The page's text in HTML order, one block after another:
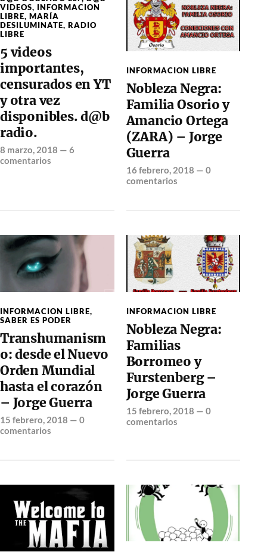
VIDEOS, INFORMACION
LIBRE, MARÍA
DESILUMINATE, RADIO
LIBRE
5 videos
importantes,
censurados en YT
y otra vez
disponibles. d@b
radio.
8 marzo, 2018 — 6
comentarios
INFORMACION LIBRE
Nobleza Negra:
Familia Osorio y
Amancio Ortega
(ZARA) – Jorge
Guerra
16 febrero, 2018 — 0
comentarios
INFORMACION LIBRE,
SABER ES PODER
Transhumanism
o: desde el Nuevo
Orden Mundial
hasta el corazón
– Jorge Guerra
15 febrero, 2018 — 0
comentarios
INFORMACION LIBRE
Nobleza Negra:
Familias
Borromeo y
Furstenberg –
Jorge Guerra
15 febrero, 2018 — 0
comentarios